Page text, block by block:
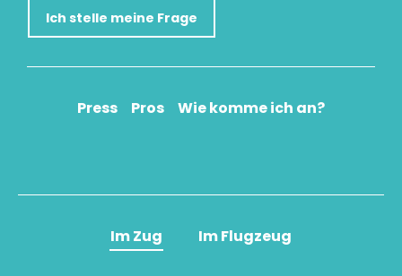
Ich stelle meine Frage
Press Pros Wie komme ich an?
Im Zug Im Flugzeug